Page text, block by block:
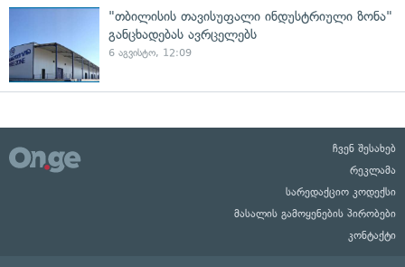
"თბილისის თავისუფალი ინდუსტრიული ზონა"
განცხადებას ავრცელებს
6 აგვისტო, 12:09
ჩვენ შესახებ
რეკლამა
სარედაქციო კოდექსი
მასალის გამოყენების პირობები
კონტაქტი